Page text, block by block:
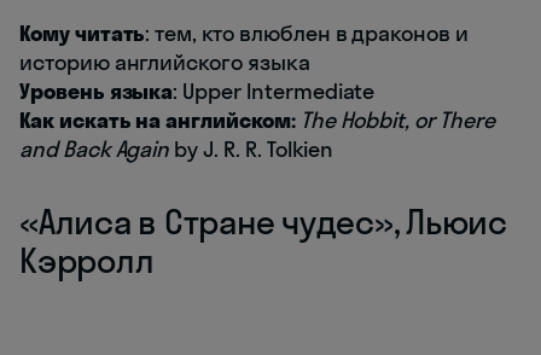
Кому читать: тем, кто влюблен в драконов и
историю английского языка
Уровень языка: Upper Intermediate
Как искать на английском: The Hobbit, or There
and Back Again by J. R. R. Tolkien
«Алиса в Стране чудес», Льюис
Кэрролл